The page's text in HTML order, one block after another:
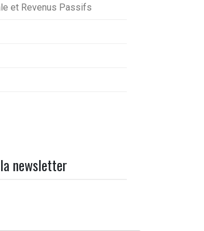
et Revenus Passifs
newsletter